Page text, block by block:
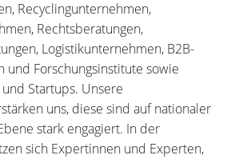
Recyclingunternehmen,
Rechtsberatungen,
Logistikunternehmen, B2B-
und Forschungsinstitute sowie
Startups. Unsere
uns, diese sind auf nationaler
stark engagiert. In der
sich Expertinnen und Experten,